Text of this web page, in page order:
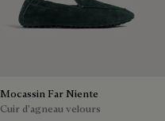
Mocassin Far Niente
Cuir d'agneau velours